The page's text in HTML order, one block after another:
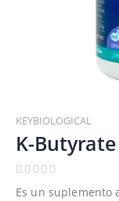
al
comienzo
de
la
galería
KEYBIOLOGICAL
K-Butyrate
Es un suplemento